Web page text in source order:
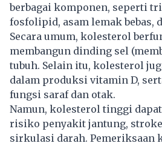
berbagai komponen, seperti
fosfolipid, asam lemak bebas,
Secara umum, kolesterol
membangun dinding sel
tubuh. Selain itu, kolesterol
dalam produksi vitamin D,
fungsi saraf dan otak.
Namun, kolesterol tinggi
risiko penyakit jantung,
sirkulasi darah. Pemeriksaan